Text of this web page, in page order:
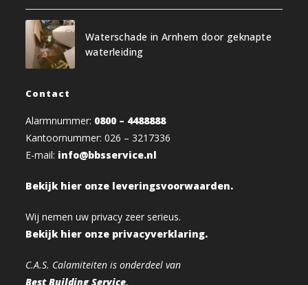
Waterschade in Arnhem door geknapte
waterleiding
Contact
Alarmnummer: 0800 – 4488888
Kantoornummer: 026 – 3217336
E-mail: info@bbsservice.nl
Bekijk hier onze leveringsvoorwaarden.
Wij nemen uw privacy zeer serieus.
Bekijk hier onze privacyverklaring.
C.A.S. Calamiteiten is onderdeel van
Best Building Service.